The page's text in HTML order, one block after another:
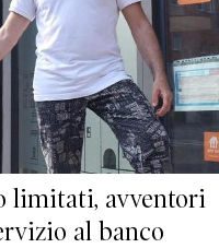
limitati, avventori
al banco